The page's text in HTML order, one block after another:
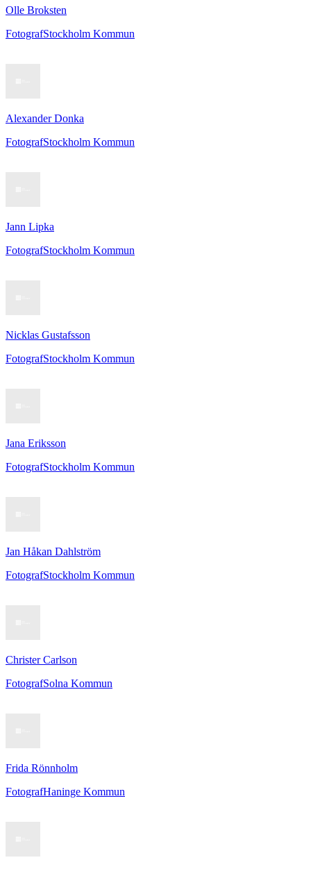
Olle Broksten
FotografStockholm Kommun
Alexander Donka
FotografStockholm Kommun
Jann Lipka
FotografStockholm Kommun
Nicklas Gustafsson
FotografStockholm Kommun
Jana Eriksson
FotografStockholm Kommun
Jan Håkan Dahlström
FotografStockholm Kommun
Christer Carlson
FotografSolna Kommun
Frida Rönnholm
FotografHaninge Kommun